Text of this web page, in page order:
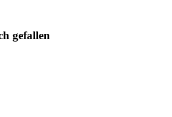
gefallen